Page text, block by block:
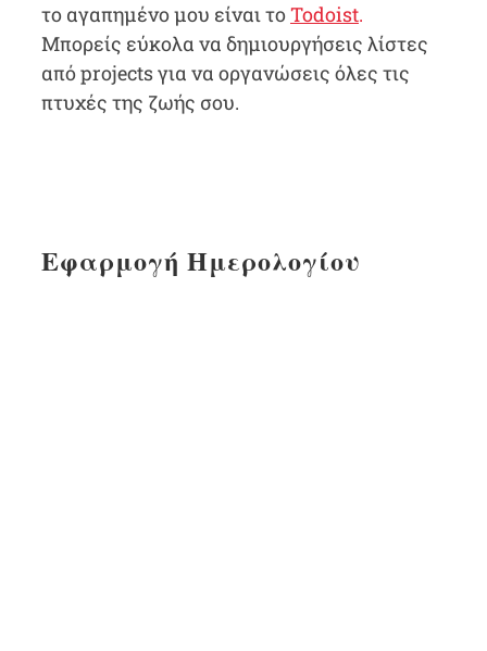
το αγαπημένο μου είναι τοTodoist.
Μπορείς εύκολα να δημιουργήσεις λίστες
από projects για να οργανώσεις όλες τις
πτυχές της ζωής σου.
Εφαρμογή Ημερολογίου